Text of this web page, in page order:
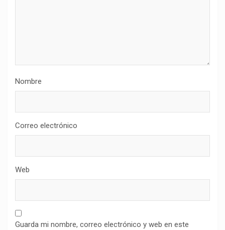
Nombre
Correo electrónico
Web
Guarda mi nombre, correo electrónico y web en este